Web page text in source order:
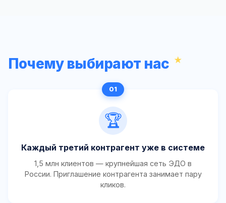
Почему выбирают нас
🏆
Каждый третий контрагент уже в системе
1,5 млн клиентов — крупнейшая сеть ЭДО в
России. Приглашение контрагента занимает пару
кликов.